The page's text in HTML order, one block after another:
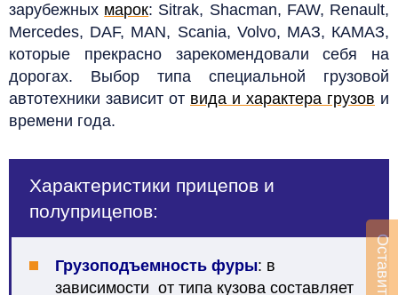
зарубежных марок: Sitrak, Shacman, FAW, Renault,
Mercedes, DAF, MAN, Scania, Volvo, МАЗ, КАМАЗ,
которые прекрасно зарекомендовали себя на
дорогах. Выбор типа специальной грузовой
автотехники зависит от вида и характера грузов и
времени года.
Характеристики прицепов и
полуприцепов:
Грузоподъемность фуры: в
зависимости от типа кузова составляет